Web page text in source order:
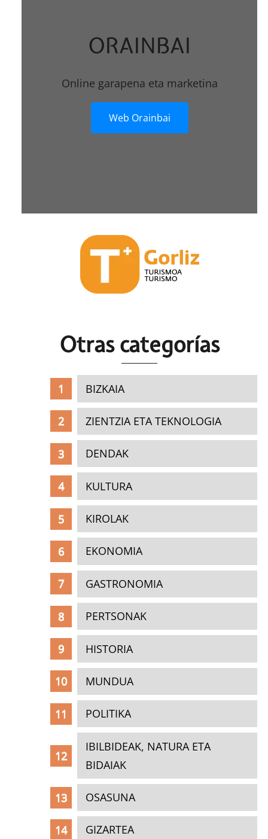
ORAINBAI
Online garapena eta marketina
Web Orainbai
Otras categorías
BIZKAIA
ZIENTZIA ETA TEKNOLOGIA
DENDAK
KULTURA
KIROLAK
EKONOMIA
GASTRONOMIA
PERTSONAK
HISTORIA
MUNDUA
POLITIKA
IBILBIDEAK, NATURA ETA
BIDAIAK
OSASUNA
GIZARTEA